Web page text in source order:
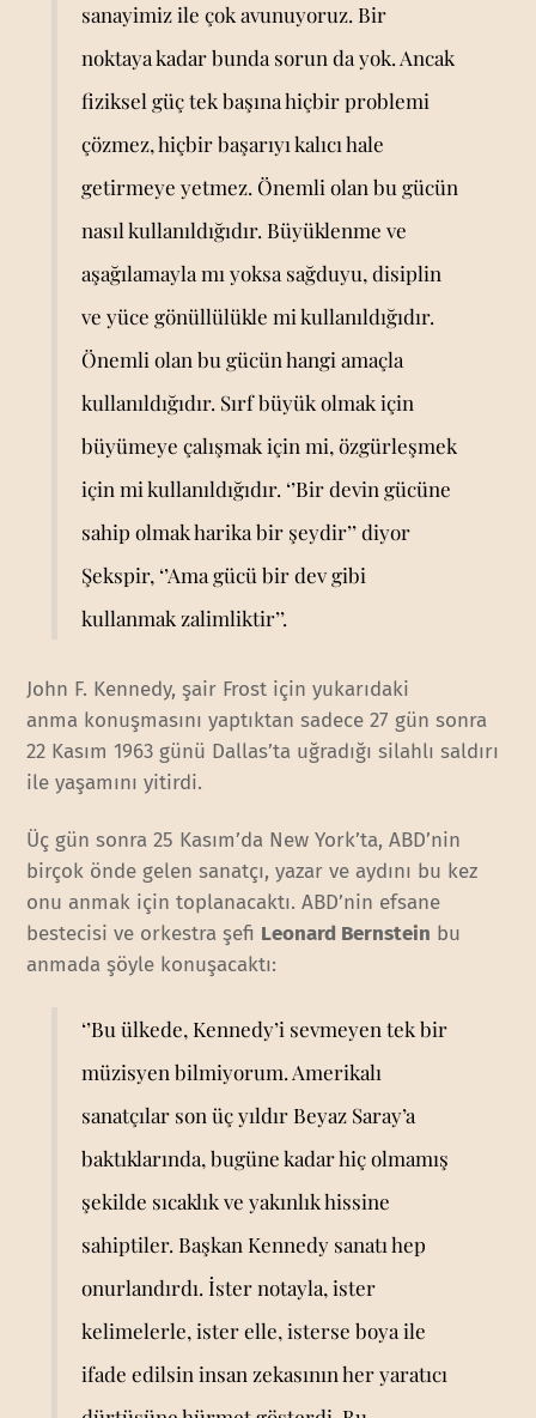
sanayimiz ile çok avunuyoruz. Bir
noktaya kadar bunda sorun da yok. Ancak
fiziksel güç tek başına hiçbir problemi
çözmez, hiçbir başarıyı kalıcı hale
getirmeye yetmez. Önemli olan bu gücün
nasıl kullanıldığıdır. Büyüklenme ve
aşağılamayla mı yoksa sağduyu, disiplin
ve yüce gönüllülükle mi kullanıldığıdır.
Önemli olan bu gücün hangi amaçla
kullanıldığıdır. Sırf büyük olmak için
büyümeye çalışmak için mi, özgürleşmek
için mi kullanıldığıdır. ‘’Bir devin gücüne
sahip olmak harika bir şeydir’’ diyor
Şekspir, ‘’Ama gücü bir dev gibi
kullanmak zalimliktir’’.
John F. Kennedy, şair Frost için yukarıdaki
anma konuşmasını yaptıktan sadece 27 gün sonra
22 Kasım 1963 günü Dallas’ta uğradığı silahlı saldırı
ile yaşamını yitirdi.
Üç gün sonra 25 Kasım’da New York’ta, ABD’nin
birçok önde gelen sanatçı, yazar ve aydını bu kez
onu anmak için toplanacaktı. ABD’nin efsane
bestecisi ve orkestra şefi Leonard Bernstein bu
anmada şöyle konuşacaktı:
‘’Bu ülkede, Kennedy’i sevmeyen tek bir
müzisyen bilmiyorum. Amerikalı
sanatçılar son üç yıldır Beyaz Saray’a
baktıklarında, bugüne kadar hiç olmamış
şekilde sıcaklık ve yakınlık hissine
sahiptiler. Başkan Kennedy sanatı hep
onurlandırdı. İster notayla, ister
kelimelerle, ister elle, isterse boya ile
ifade edilsin insan zekasının her yaratıcı